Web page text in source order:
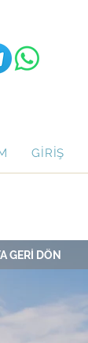
GİRİŞ
GERİ DÖN